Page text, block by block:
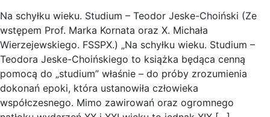
Na schyłku wieku. Studium – Teodor Jeske-Choiński (Ze
wstępem Prof. Marka Kornata oraz X. Michała
Wierzejewskiego. FSSPX.) „Na schyłku wieku. Studium –
Teodora Jeske-Choińskiego to książka będąca cenną
pomocą do „studium” właśnie – do próby zrozumienia
dokonań epoki, która ustanowiła człowieka
współczesnego. Mimo zawirowań oraz ogromnego